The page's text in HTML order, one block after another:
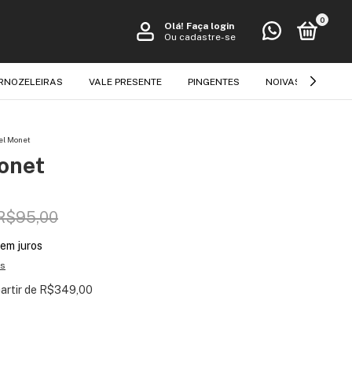
Olá! Faça login
Ou cadastre-se
0
VALE PRESENTE PINGENTES NOIVAS E FESTAS
Monet
juros
de R$349,00